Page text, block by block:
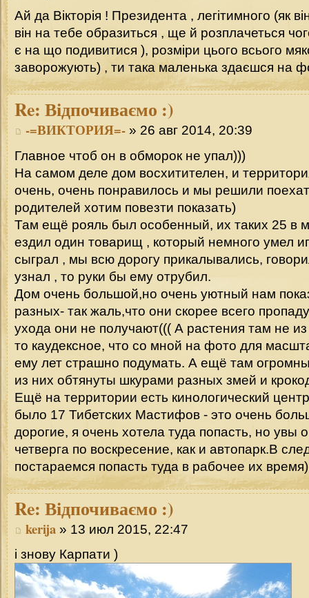
Ай да Вікторія ! Президента , легітимного (як
він на тебе образиться , ще й розплачеться
є на що подивитися ), розміри цього всього
заворожують) , ти така маленька здаєшся на
Re: Відпочиваємо :)
-=ВИКТОРИЯ=- » 26 авг 2014, 20:39
Главное чтоб он в обморок не упал)))
На самом деле дом восхитителен, и
очень, очень понравилось и мы решили
родителей хотим повезти показать)
Там ещё рояль был особенный, их таких 25 в
ездил один товарищ , который немного умел
сыграл , мы всю дорогу прикалывались,
узнал , то руки бы ему отрубил.
Дом очень большой,но очень уютный нам
разных- так жаль,что они скорее всего
ухода они не получают((( А растения там не
то каудексное, что со мной на фото для
ему лет страшно подумать. А ещё там
из них обтянуты шкурами разных змей и
Ещё на территории есть кинологический
было 17 Тибетских Мастифов - это очень
дорогие, я очень хотела туда попасть, но увы
четверга по воскресение, как и автопарк.В
постараемся попасть туда в рабочее их время)
Re: Відпочиваємо :)
kerija » 13 июл 2015, 22:47
і знову Карпати )